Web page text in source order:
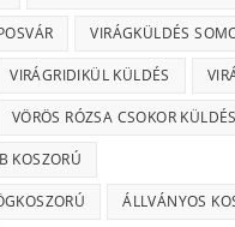
VIRÁGKÜLDÉS
VIRÁGRIDIKÜL KÜLDÉS
VÖRÖS RÓZSA CSOKOR KÜLDÉS
KOSZORÚ
ÁLLVÁNYOS